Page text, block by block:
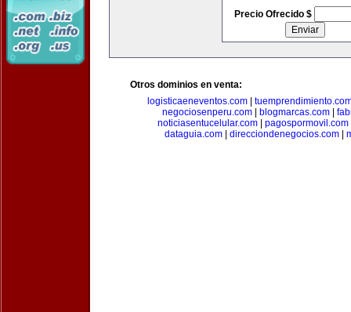
Precio Ofrecido $
Otros dominios en venta:
logisticaeneventos.com|
negociosenperu.com| blogmarcas.com|
noticiasentucelular.com
pagospormovil.com
dataguia.com| direcciondenegocios.com|